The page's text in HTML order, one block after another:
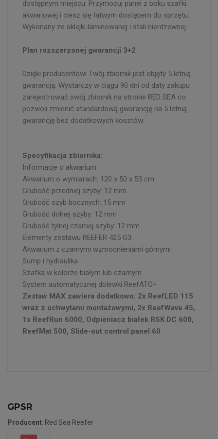
dostępnym miejscu. Przymocuj panel z boku szafki
akwariowej i ciesz się łatwym dostępem do sprzętu.
Wykonany ze sklejki laminowanej i stali nierdzewnej.
Plan rozszerzonej gwarancji 3+2
Dzięki producentowi Twój zbiornik jest objęty 5 letnią
gwarancją. Wystarczy w ciągu 90 dni od daty zakupu
zarejestrować swój zbiornik na stronie RED SEA co
pozwoli zmienić standardową gwarancję na 5 letnią
gwarancję bez dodatkowych kosztów.
Specyfikacja zbiornika:
Informacje o akwarium:
Akwarium o wymiarach: 120 x 50 x 53 cm
Grubość przedniej szyby: 12 mm
Grubość szyb bocznych: 15 mm
Grubość dolnej szyby: 12 mm
Grubość tylnej czarnej szyby: 12 mm
Elementy zestawu REEFER 425 G3:
Akwarium z czarnymi wzmocnieniami górnymi
Sump i hydraulika
Szafka w kolorze białym lub czarnym
System automatycznej dolewki ReefATO+
Zestaw MAX zawiera dodatkowo: 2x ReefLED 115
wraz z uchwytami montażowymi, 2x ReefWave 45,
1x ReefRun 6000, Odpieniacz białek RSK DC 600,
ReefMat 500, Slide-out control panel 60
GPSR
Producent: Red Sea Reefer